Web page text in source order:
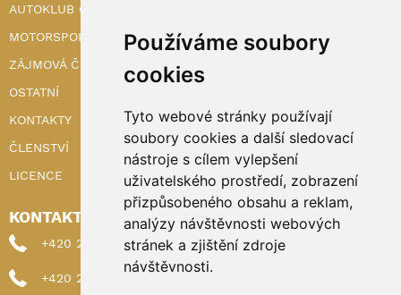
Používáme soubory
cookies
Tyto webové stránky používají
soubory cookies a další sledovací
nástroje s cílem vylepšení
uživatelského prostředí, zobrazení
přizpůsobeného obsahu a reklam,
analýzy návštěvnosti webových
stránek a zjištění zdroje
návštěvnosti.
AUTOKLUB ČR
MOTORSPORT
ZÁJMOVÁ ČINNOST
OSTATNÍ
KONTAKTY
ČLENSTVÍ
LICENCE
KONTAKTY
+420 222 898 224 (sekretariat)
+420 222 898 221 (členství)